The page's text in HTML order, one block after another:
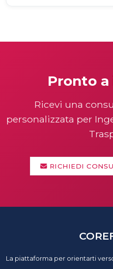
Pronto a
Ricevi una
personalizzata per
RICHIEDI
La piattaforma per orientarti